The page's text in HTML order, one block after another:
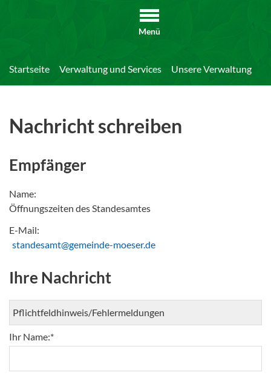
Menü
Startseite Verwaltung und Services Unsere Verwaltung
Nachricht schreiben
Empfänger
Name:
Öffnungszeiten des Standesamtes
E-Mail:
standesamt@gemeinde-moeser.de
Ihre Nachricht
Ihr Name:*